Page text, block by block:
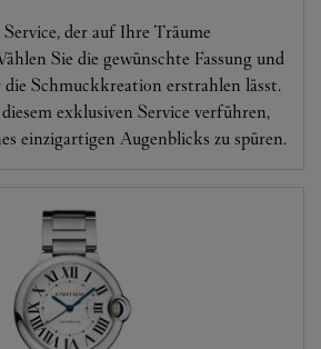
der auf Ihre Träume
Sie die gewünschte Fassung und
die Schmuckkreation erstrahlen lässt.
exklusiven Service verführen,
einzigartigen Augenblicks zu spüren.